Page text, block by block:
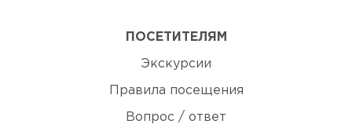
ПОСЕТИТЕЛЯМ
Экскурсии
Правила посещения
Вопрос / ответ